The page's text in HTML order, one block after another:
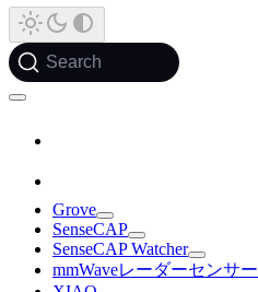
Search
Grove
SenseCAP
SenseCAP Watcher
mmWaveレーダーセンサー